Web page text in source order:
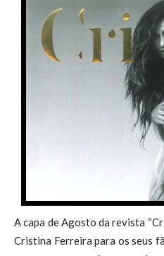
A capa de Agosto da revista
Cristina Ferreira para os seus